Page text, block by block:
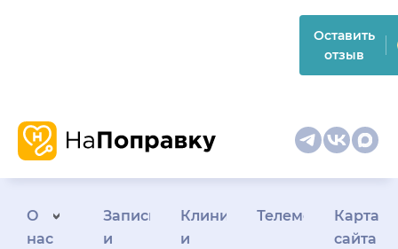
Оставить
отзыв
О
нас
Запись
и
Клиникам
и
Телемедицина
Карта
сайта